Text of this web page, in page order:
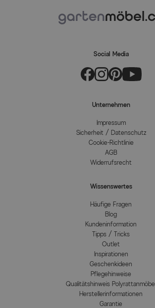
Social Media
Unternehmen
Impressum
Sicherheit / Datenschutz
Cookie-Richtlinie
AGB
Widerrufsrecht
Wissenswertes
Häufige Fragen
Blog
Kundeninformation
Tipps / Tricks
Outlet
Inspirationen
Geschenkideen
Pflegehinweise
Qualitätshinweis Polyrattanmöbel
Herstellerinformationen
Garantie